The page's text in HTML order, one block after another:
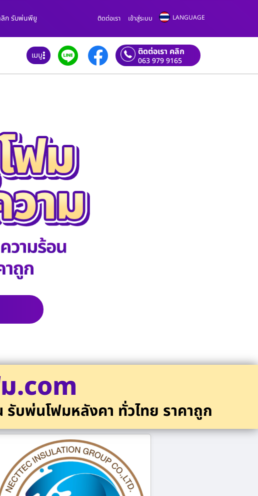
ลิก รับพ่นพียู
ติดต่อเรา เข้าสู่ระบบ LANGUAGE
เมนู ติดต่อเรา คลิก
063 979 9165
.com
บพ่นโฟมหลังคา ทั่วไทย ราคาถูก